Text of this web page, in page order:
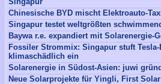
Chinesische BYD mischt Elektroauto-
Singapur testet weltgrößten
Baywa r.e. expandiert mit Solarenergie-
Fossiler Strommix: Singapur stuft
klimaschädlich ein
Solarenergie in Südost-Asien: juwi
Neue Solarprojekte für Yingli, First